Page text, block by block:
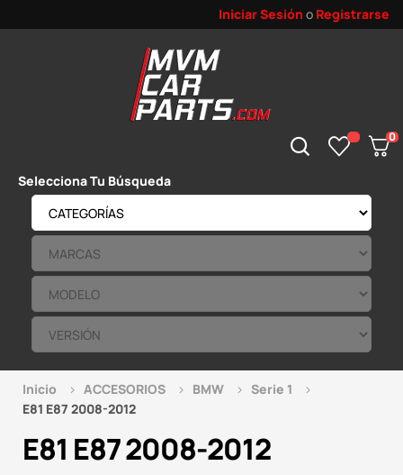
Iniciar Sesión o Registrarse
0
Selecciona Tu Búsqueda
E81 E87 2008-2012
Inicio ACCESORIOS BMW
Serie 1
E81 E87 2008-2012